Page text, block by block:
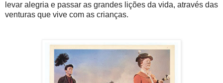
levar alegria e passar as grandes lições da vida, através das
venturas que vive com as crianças.